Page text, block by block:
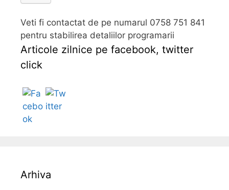
Veti fi contactat de pe numarul 0758 751 841
pentru stabilirea detaliilor programarii
Articole zilnice pe facebook, twitter
click
Arhiva